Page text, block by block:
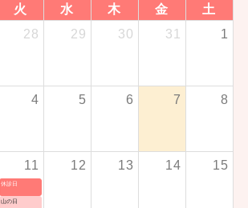
火 水 木 金
土
28 29 30 31 1
4 5 6 7 8
11
休診日
山の日
12 13 14 15